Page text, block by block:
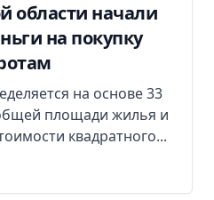
области начали
на покупку
на основе 33
площади жилья и
квадратного...